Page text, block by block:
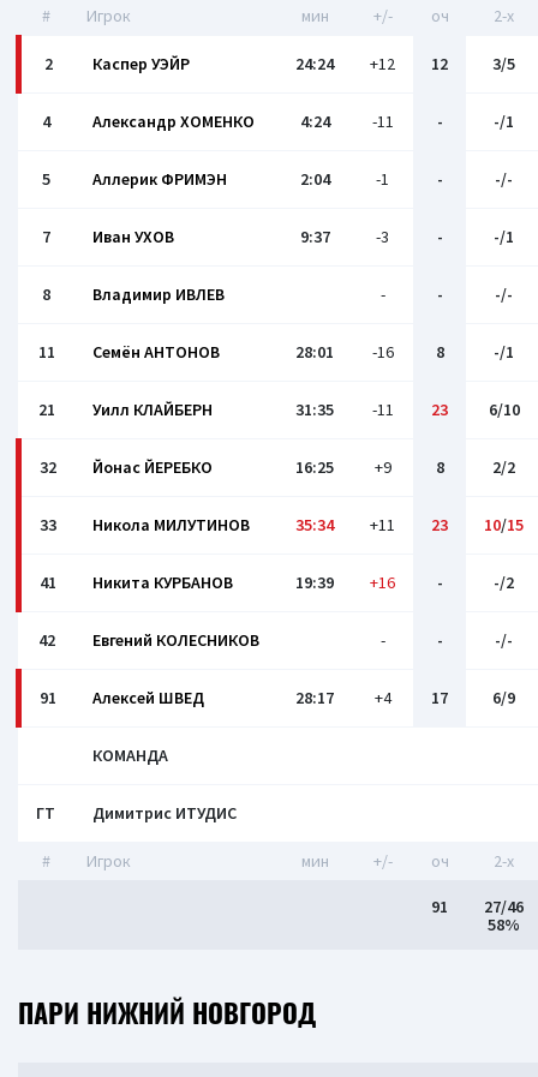
# Игрок мин +/- оч 2-x
2 Каспер УЭЙР 24:24 +12 12 3/5
4 Александр ХОМЕНКО 4:24 -11 - -/1
5 Аллерик ФРИМЭН 2:04 -1 - -/-
7 Иван УХОВ 9:37 -3 - -/1
8 Владимир ИВЛЕВ - - -/-
11 Семён АНТОНОВ 28:01 -16 8 -/1
21 Уилл КЛАЙБЕРН 31:35 -11 23 6/10
32 Йонас ЙЕРЕБКО 16:25 +9 8 2/2
33 Никола МИЛУТИНОВ 35:34 +11 23 10/15
41 Никита КУРБАНОВ 19:39 +16 - -/2
42 Евгений КОЛЕСНИКОВ - - -/-
91 Алексей ШВЕД 28:17 +4 17 6/9
КОМАНДА
ГТ Димитрис ИТУДИС
# Игрок мин +/- оч 2-x
91
27/46
58%
ПАРИ НИЖНИЙ НОВГОРОД